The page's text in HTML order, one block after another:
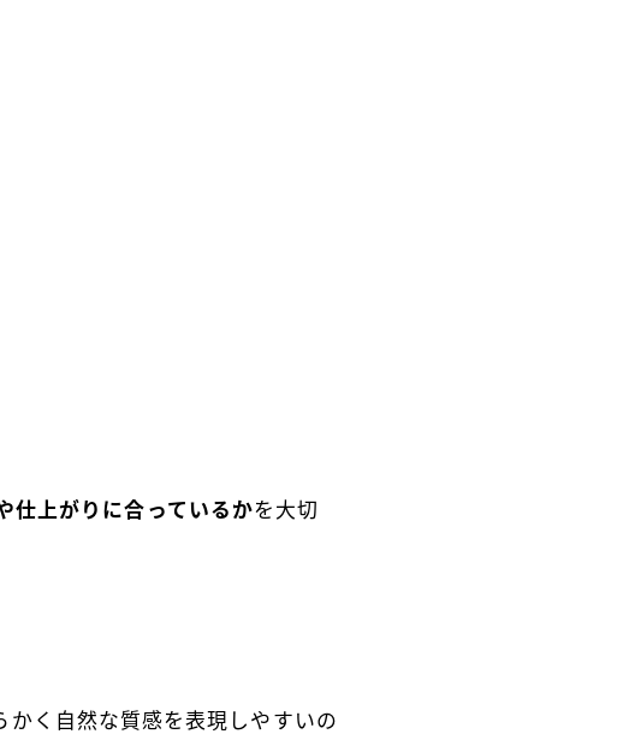
仕上がりに合っているかを大切
く自然な質感を表現しやすいの